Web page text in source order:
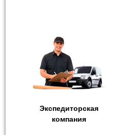
Экспедиторская
компания